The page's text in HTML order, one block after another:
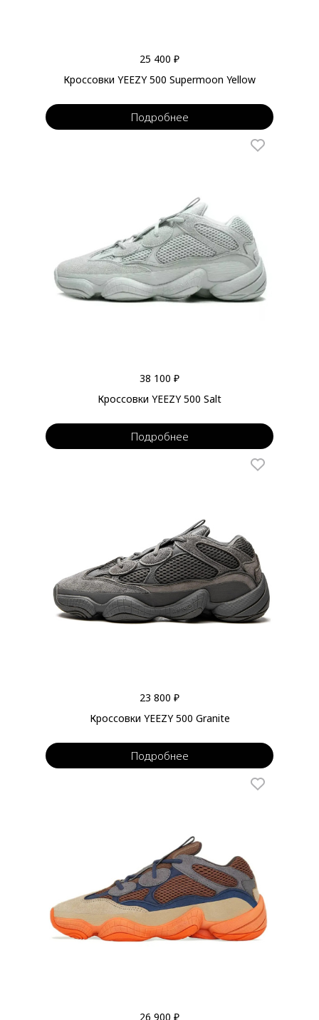
25 400 ₽
Кроссовки YEEZY 500 Supermoon Yellow
Подробнее
38 100 ₽
Кроссовки YEEZY 500 Salt
Подробнее
23 800 ₽
Кроссовки YEEZY 500 Granite
Подробнее
26 900 ₽